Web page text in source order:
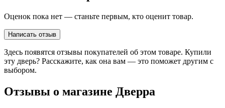
Оценок пока нет — станьте первым, кто оценит товар.
Написать отзыв
Здесь появятся отзывы покупателей об этом товаре. Купили
эту дверь? Расскажите, как она вам — это поможет другим с
выбором.
Отзывы о магазине Дверра